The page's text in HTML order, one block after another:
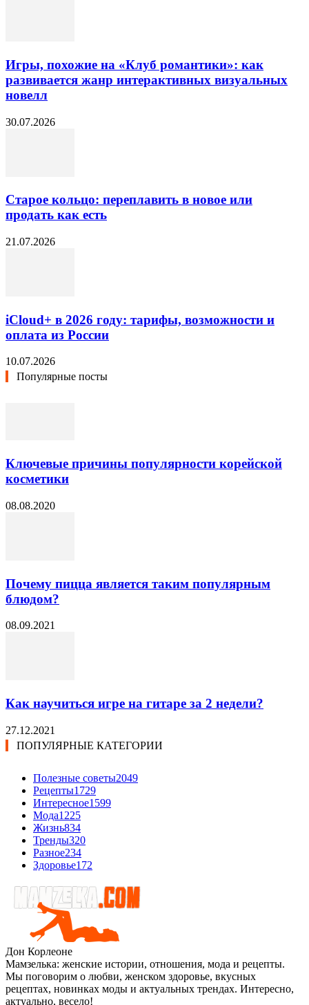
Игры, похожие на «Клуб романтики»: как
развивается жанр интерактивных визуальных
новелл
30.07.2026
Старое кольцо: переплавить в новое или
продать как есть
21.07.2026
iCloud+ в 2026 году: тарифы, возможности и
оплата из России
10.07.2026
Популярные посты
Ключевые причины популярности корейской
косметики
08.08.2020
Почему пицца является таким популярным
блюдом?
08.09.2021
Как научиться игре на гитаре за 2 недели?
27.12.2021
ПОПУЛЯРНЫЕ КАТЕГОРИИ
Полезные советы2049
Рецепты1729
Интересное1599
Мода1225
Жизнь834
Тренды320
Разное234
Здоровье172
Дон Корлеоне
Мамзелька: женские истории, отношения, мода и рецепты.
Мы поговорим о любви, женском здоровье, вкусных
рецептах, новинках моды и актуальных трендах. Интересно,
актуально, весело!